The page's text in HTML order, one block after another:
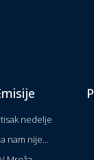
nedelje
nam nije...